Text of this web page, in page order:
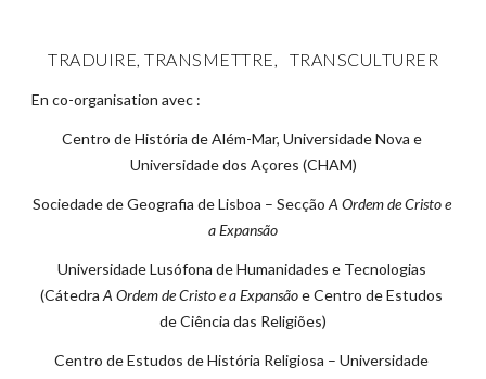
TRADUIRE, TRANSMETTRE,   TRANSCULTURER
En co-organisation avec :
Centro de História de Além-Mar, Universidade Nova e
Universidade dos Açores (CHAM)
Sociedade de Geografia de Lisboa – Secção A Ordem de Cristo e
a Expansão
Universidade Lusófona de Humanidades e Tecnologias
(Cátedra A Ordem de Cristo e a Expansão e Centro de Estudos
de Ciência das Religiões)
Centro de Estudos de História Religiosa – Universidade